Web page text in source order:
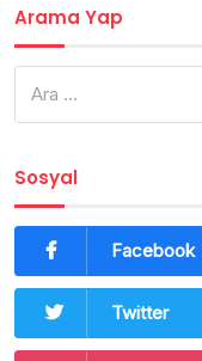
Arama Yap
Sosyal
Facebook
Twitter